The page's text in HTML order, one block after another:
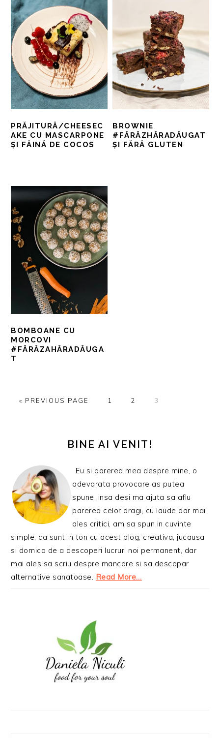
PRĂJITURĂ/CHEESEC
AKE CU MASCARPONE
ȘI FĂINĂ DE COCOS
BROWNIE
#FĂRĂZHĂRADĂUGAT
ȘI FĂRĂ GLUTEN
BOMBOANE CU
MORCOVI
#FĂRĂZAHĂRADĂUGA
T
« GO
PREVIOUS PAGE PAGINĂ
1 PAGINĂ
2 PAGINĂ
3
PRINCIPALĂBINE AI VENIT!
Eu si parerea mea despre mine, o
adevarata provocare as putea
spune, insa desi ma ajuta sa aflu
parerea celor dragi, cu laude dar mai
ales critici, am sa spun in cuvinte
simple, ca sunt in ton cu acest blog, creativa, jucausa
si dornica de a descoperi lucruri noi permanent, dar
mai ales sa scriu despre mancare si sa descopar
alternative sanatoase. Read More…